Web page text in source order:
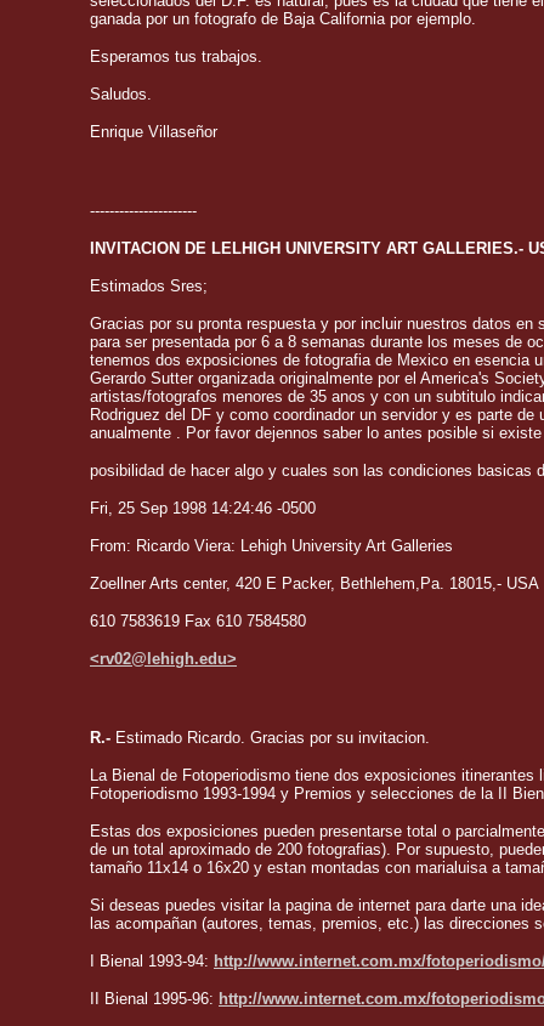
ganada por un fotografo de Baja California por ejemplo.
Esperamos tus trabajos.
Saludos.
Enrique Villaseñor
----------------------
INVITACION DE LELHIGH UNIVERSITY ART GALLERIES.-
Estimados Sres;
Gracias por su pronta respuesta y por incluir nuestros datos
para ser presentada por 6 a 8 semanas durante los meses de
tenemos dos exposiciones de fotografia de Mexico en esencia
Gerardo Sutter organizada originalmente por el America's
artistas/fotografos menores de 35 anos y con un subtitulo
Rodriguez del DF y como coordinador un servidor y es parte
anualmente . Por favor dejennos saber lo antes posible si
posibilidad de hacer algo y cuales son las condiciones basicas
Fri, 25 Sep 1998 14:24:46 -0500
From: Ricardo Viera: Lehigh University Art Galleries
Zoellner Arts center, 420 E Packer, Bethlehem,Pa. 18015,- USA
610 7583619 Fax 610 7584580
<rv02@lehigh.edu>
R.- Estimado Ricardo. Gracias por su invitacion.
La Bienal de Fotoperiodismo tiene dos exposiciones
Fotoperiodismo 1993-1994 y Premios y selecciones de la II
Estas dos exposiciones pueden presentarse total o
de un total aproximado de 200 fotografias). Por supuesto,
tamaño 11x14 o 16x20 y estan montadas con marialuisa a
Si deseas puedes visitar la pagina de internet para darte una
las acompañan (autores, temas, premios, etc.) las direcciones
I Bienal 1993-94: http://www.internet.com.mx/
II Bienal 1995-96: http://www.internet.com.mx/